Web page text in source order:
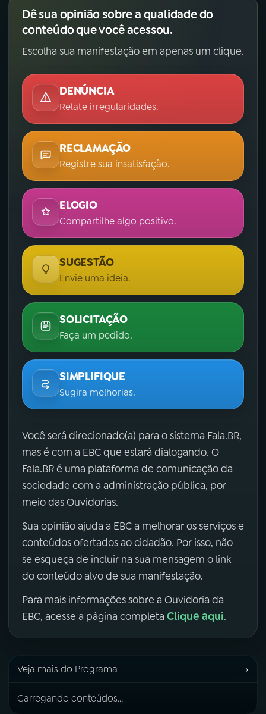
Dê sua opinião sobre a qualidade do
conteúdo que você acessou.
Escolha sua manifestação em apenas um clique.
DENÚNCIA
Relate irregularidades.
RECLAMAÇÃO
Registre sua insatisfação.
ELOGIO
Compartilhe algo positivo.
SUGESTÃO
Envie uma ideia.
SOLICITAÇÃO
Faça um pedido.
SIMPLIFIQUE
Sugira melhorias.
Você será direcionado(a) para o sistema Fala.BR,
mas é com a EBC que estará dialogando. O
Fala.BR é uma plataforma de comunicação da
sociedade com a administração pública, por
meio das Ouvidorias.
Sua opinião ajuda a EBC a melhorar os serviços e
conteúdos ofertados ao cidadão. Por isso, não
se esqueça de incluir na sua mensagem o link
do conteúdo alvo de sua manifestação.
Para mais informações sobre a Ouvidoria da
EBC, acesse a página completa Clique aqui.
Veja mais do Programa ›
Carregando conteúdos...